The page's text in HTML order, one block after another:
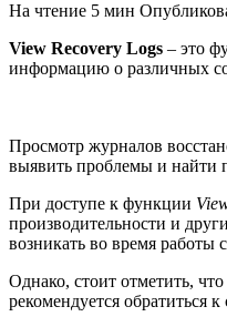
На чтение 5 мин
View Recovery Logs – это
информацию о различных
Просмотр журналов
выявить проблемы и найти
При доступе к функции
производительности и
возникать во время работы
Однако, стоит отметить,
рекомендуется обратиться